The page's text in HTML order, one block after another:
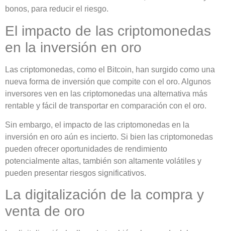
bonos, para reducir el riesgo.
El impacto de las criptomonedas
en la inversión en oro
Las criptomonedas, como el Bitcoin, han surgido como una
nueva forma de inversión que compite con el oro. Algunos
inversores ven en las criptomonedas una alternativa más
rentable y fácil de transportar en comparación con el oro.
Sin embargo, el impacto de las criptomonedas en la
inversión en oro aún es incierto. Si bien las criptomonedas
pueden ofrecer oportunidades de rendimiento
potencialmente altas, también son altamente volátiles y
pueden presentar riesgos significativos.
La digitalización de la compra y
venta de oro